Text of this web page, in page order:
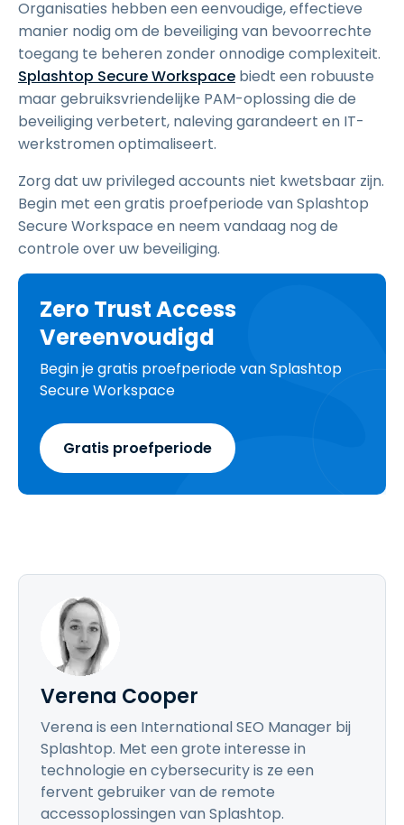
Organisaties hebben een eenvoudige, effectieve
manier nodig om de beveiliging van bevoorrechte
toegang te beheren zonder onnodige complexiteit.
Splashtop Secure Workspace biedt een robuuste
maar gebruiksvriendelijke PAM-oplossing die de
beveiliging verbetert, naleving garandeert en IT-
werkstromen optimaliseert.
Zorg dat uw privileged accounts niet kwetsbaar zijn.
Begin met een gratis proefperiode van Splashtop
Secure Workspace en neem vandaag nog de
controle over uw beveiliging.
Zero Trust Access
Vereenvoudigd
Begin je gratis proefperiode van Splashtop
Secure Workspace
Gratis proefperiode
Verena Cooper
Verena is een International SEO Manager bij
Splashtop. Met een grote interesse in
technologie en cybersecurity is ze een
fervent gebruiker van de remote
accessoplossingen van Splashtop.